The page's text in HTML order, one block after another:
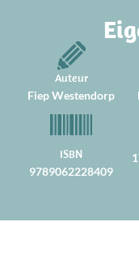
Auteur
Fiep Westendorp
ISBN
9789062228409